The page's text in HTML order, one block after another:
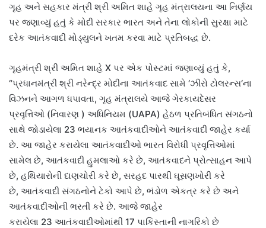
ગૃહ અને સહકાર મંત્રી શ્રી અમિત શાહે ગૃહ મંત્રાલયના આ નિર્ણય
પર જણાવ્યું હતું કે મોદી સરકાર ભારત અને તેના લોકોની સુરક્ષા માટે
દરેક આતંકવાદી મોડ્યુલને ખતમ કરવા માટે પ્રતિબદ્ધ છે.
ગૃહમંત્રી શ્રી અમિત શાહે X પર એક પોસ્ટમાં જણાવ્યું હતું કે,
“પ્રધાનમંત્રી શ્રી નરેન્દ્ર મોદીના આતંકવાદ સામે ‘ઝીરો ટોલરન્સ‘ના
વિઝનને આગળ ધપાવતા, ગૃહ મંત્રાલયે આજે ગેરકાયદેસર
પ્રવૃત્તિઓ (નિવારણ ) અધિનિયમ (UAPA) હેઠળ પ્રતિબંધિત સંગઠનો
સાથે જોડાયેલા 23 ભયાનક આતંકવાદીઓને આતંકવાદી જાહેર કર્યા
છે. આ જાહેર કરાયેલા આતંકવાદીઓ ભારત વિરોધી પ્રવૃત્તિઓમાં
સામેલ છે, આતંકવાદી હુમલાઓ કરે છે, આતંકવાદને પ્રોત્સાહન આપે
છે, હથિયારોની દાણચોરી કરે છે, સરહદ પારથી ઘૂસણખોરી કરે
છે, આતંકવાદી સંગઠનોને ટેકો આપે છે, ભંડોળ એકત્ર કરે છે અને
આતંકવાદીઓની ભરતી કરે છે. આજે જાહેર
કરાયેલા 23 આતંકવાદીઓમાંથી 17 પાકિસ્તાની નાગરિકો છે